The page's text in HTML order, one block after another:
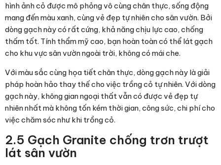
hình ảnh cỏ được mô phỏng vô cùng chân thực, sống động
mang đến màu xanh, cùng vẻ đẹp tự nhiên cho sân vườn. Bởi
dòng gạch này có rất cứng, khả năng chịu lực cao, chống
thấm tốt. Tính thẩm mỹ cao, bạn hoàn toàn có thể lát gạch
cho khu vực sân vườn ngoài trời, không có mái che.
Với màu sắc cùng họa tiết chân thực, dòng gạch này là giải
pháp hoàn hảo thay thế cho việc trồng cỏ tự nhiên. Với dòng
gạch này, không gian ngoại thất vẫn có được vẻ đẹp tự
nhiên nhất mà không tốn kém thời gian, công sức, chi phí cho
việc chăm sóc như khi trồng cỏ.
2.5 Gạch Granite chống trơn trượt
lát sân vườn